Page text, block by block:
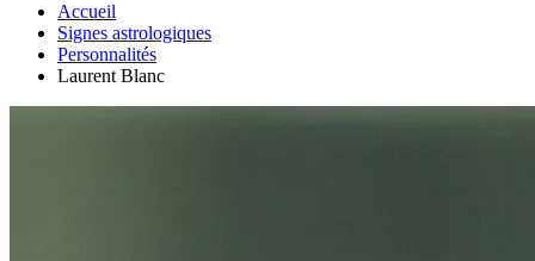
Accueil
Signes astrologiques
Personnalités
Laurent Blanc